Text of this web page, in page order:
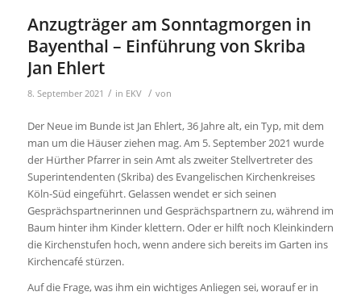
Anzugträger am Sonntagmorgen in
Bayenthal – Einführung von Skriba
Jan Ehlert
8. September 2021 / in EKV / von
Der Neue im Bunde ist Jan Ehlert, 36 Jahre alt, ein Typ, mit dem
man um die Häuser ziehen mag. Am 5. September 2021 wurde
der Hürther Pfarrer in sein Amt als zweiter Stellvertreter des
Superintendenten (Skriba) des Evangelischen Kirchenkreises
Köln-Süd eingeführt. Gelassen wendet er sich seinen
Gesprächspartnerinnen und Gesprächspartnern zu, während im
Baum hinter ihm Kinder klettern. Oder er hilft noch Kleinkindern
die Kirchenstufen hoch, wenn andere sich bereits im Garten ins
Kirchencafé stürzen.
Auf die Frage, was ihm ein wichtiges Anliegen sei, worauf er in